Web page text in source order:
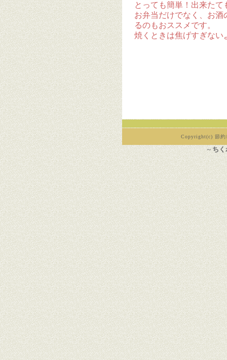
とっても簡単！出来た
お弁当だけでなく、お
るのもおススメです。
焼くときは焦げすぎない
Copyright(c) 節
～ ち